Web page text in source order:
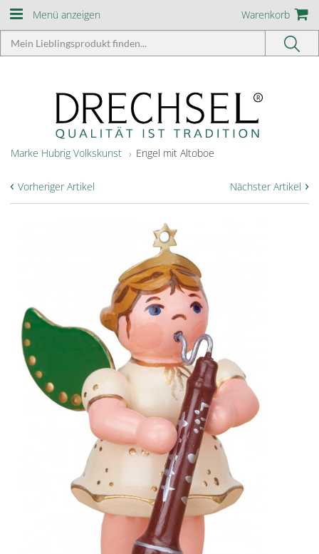
Menü anzeigen Warenkorb
Marke Hubrig Volkskunst Engel mit Altoboe
Nächster Artikel ›
‹ Vorheriger Artikel